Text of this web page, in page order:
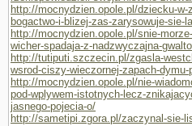
http://mocnydzien.opole.pl/dziecku-w-
bogactwo-i-blizej-zas-zarysowuje-sie-
http://mocnydzien.opole.pl/snie-
wicher-spadaja-z-nadzwyczajna-
http://tutiputi.szczecin.pl/zgasla-
wsrod-ciszy-wieczornej-zapach-
http://mocnydzien.opole.pl/nie-
pod-wplywem-istotnych-lecz-
jasnego-pojecia-o/
http://sametipi.zgora.pl/zaczynal-sie-